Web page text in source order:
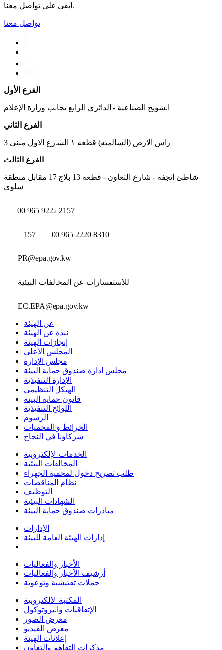
ابقى على تواصل معنا.
تواصل معنا
الفرع الأول
الشويخ الصناعية - الدائري الرابع بجانب وزارة الإعلام
الفرع الثاني
راس الارض (السالميه) قطعه ١ الشارع الاول مبنى 3
الفرع الثالث
شاطئ انجفة - شارع التعاون - قطعه 13 بلاج 17 مقابل منطقة
سلوى
00 965 9222 2157
157 00 965 2220 8310
PR@epa.gov.kw
للاستفسارات عن المخالفات البيئية
EC.EPA@epa.gov.kw
عن الهيئة
نبذة عن الهيئة
إنجازات الهيئة
المجلس الأعلى
مجلس الإدارة
مجلس ادارة صندوق حماية البيئة
الإدارة التنفيذية
الهيكل التنظيمي
قانون حماية البيئة
اللوائح التنفيذية
الرسوم
الخرائط و المحميات
شركاؤنا في النجاح
الخدمات الإلكترونية
المخالفات البيئية
طلب تصريح دخول لمحمية الجهراء
نظام المناقصات
التوظيف
الشهادات البيئية
مبادرات صندوق حماية البيئة
الإدارات
إدارات الهيئة العامة للبيئة
الأخبار والفعاليات
أرشيف الأخبار والفعاليات
حملات تفتيشية وتوعوية
المكتبة الالكترونية
الإتفاقيات والبروتوكول
معرض الصور
معرض الفيديو
إعلانات الهيئة
مذكرات التفاهم والتعاون